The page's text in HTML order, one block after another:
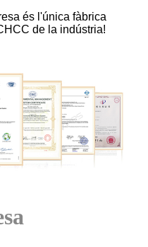
és l'única fàbrica
de la indústria!